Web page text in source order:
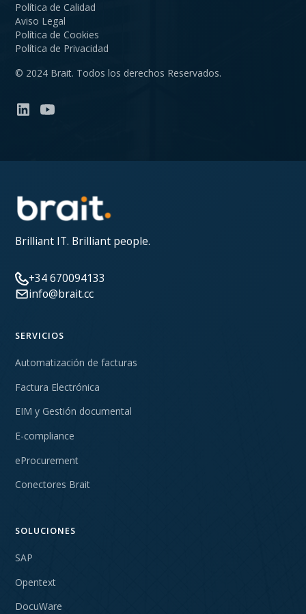
© 2024 Brait. Todos los derechos Reservados.
Política de Privacidad
Política de Cookies
Aviso Legal
Política de Calidad
Brilliant IT. Brilliant people.
+34 670094133
info@brait.cc
SERVICIOS
Automatización de facturas
Factura Electrónica
EIM y Gestión documental
E-compliance
eProcurement
Conectores Brait
SOLUCIONES
SAP
Opentext
DocuWare